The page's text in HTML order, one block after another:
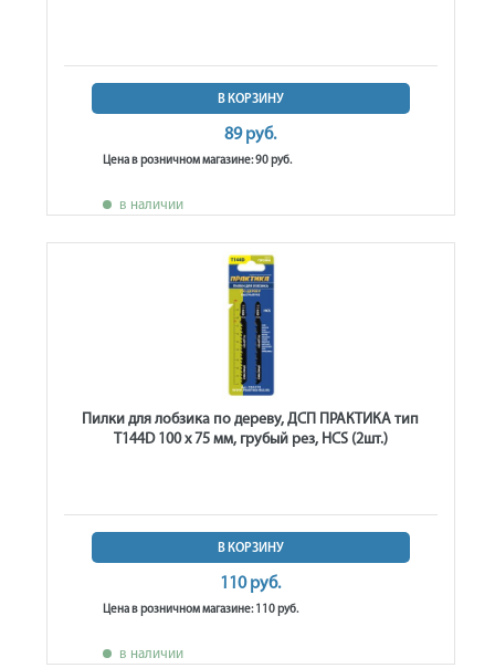
В КОРЗИНУ
89 руб.
Цена в розничном магазине: 90 руб.
в наличии
Пилки для лобзика по дереву, ДСП ПРАКТИКА тип
T144D 100 х 75 мм, грубый рез, HCS (2шт.)
В КОРЗИНУ
110 руб.
Цена в розничном магазине: 110 руб.
в наличии